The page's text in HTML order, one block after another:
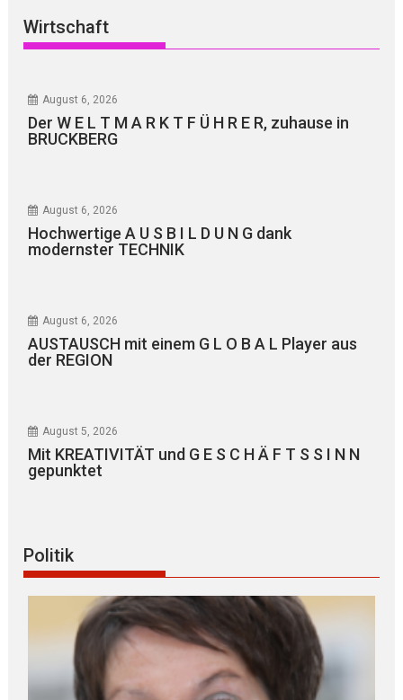
Wirtschaft
August 6, 2026
Der W E L T M A R K T F Ü H R E R, zuhause in
BRUCKBERG
August 6, 2026
Hochwertige A U S B I L D U N G dank
modernster TECHNIK
August 6, 2026
AUSTAUSCH mit einem G L O B A L Player aus
der REGION
August 5, 2026
Mit KREATIVITÄT und G E S C H Ä F T S S I N N
gepunktet
Politik